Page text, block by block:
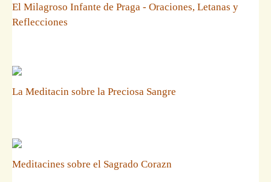
El Milagroso Infante de Praga - Oraciones, Letanas y
Reflecciones
La Meditacin sobre la Preciosa Sangre
Meditacines sobre el Sagrado Corazn